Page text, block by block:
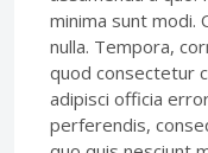
minima sunt modi.
nulla. Tempora,
quod consectetur
adipisci officia
perferendis,